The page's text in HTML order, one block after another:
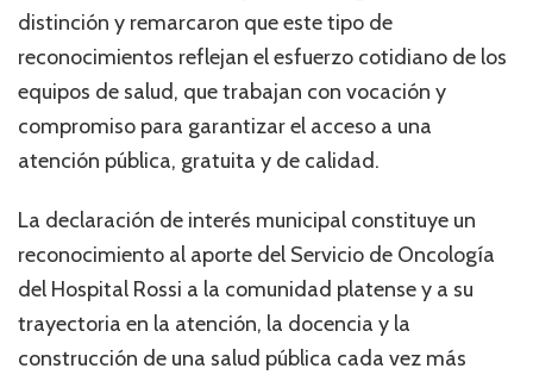
distinción y remarcaron que este tipo de
reconocimientos reflejan el esfuerzo cotidiano de los
equipos de salud, que trabajan con vocación y
compromiso para garantizar el acceso a una
atención pública, gratuita y de calidad.
La declaración de interés municipal constituye un
reconocimiento al aporte del Servicio de Oncología
del Hospital Rossi a la comunidad platense y a su
trayectoria en la atención, la docencia y la
construcción de una salud pública cada vez más